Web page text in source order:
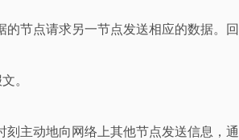
的节点请求另一节点发送相应的数据。
。
主动地向网络上其他节点发送信息，